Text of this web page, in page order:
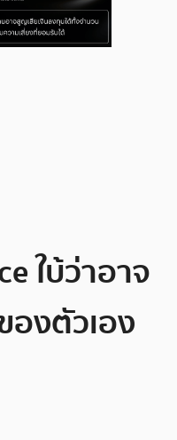
ใบ้ว่าอาจ
องตัวเอง